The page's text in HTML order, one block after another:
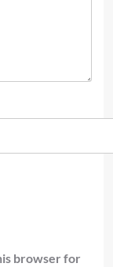
browser for